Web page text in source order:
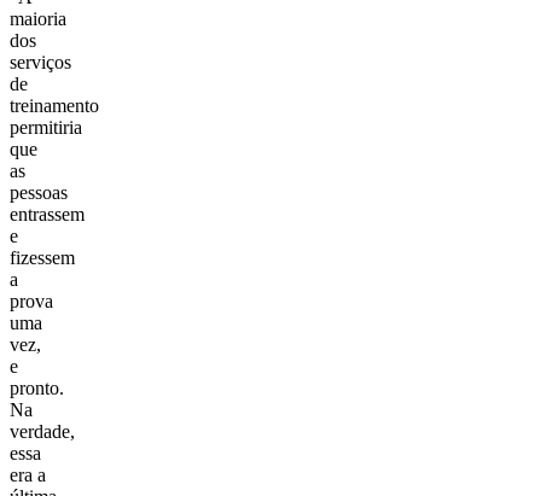
maioria
dos
serviços
de
treinamento
permitiria
que
as
pessoas
entrassem
e
fizessem
a
prova
uma
vez,
e
pronto.
Na
verdade,
essa
era a